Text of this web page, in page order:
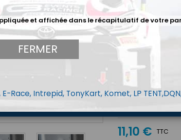
voiture ou de
trou.
Idéal pour une
alternative légère
support en
de la résistance à
Convient pour
températures vont
Si vous avez
contacter
les autres tailles
11,10 € TTC
et affichée dans le récapitulatif de votre
FERMER
Race, Intrepid, TonyKart, Komet, LP